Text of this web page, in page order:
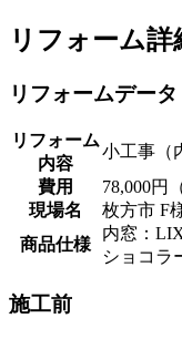
リフォーム詳
リフォームデータ
リフォーム
内容
小工事（
費用
78,000円
現場名
枚方市 F
商品仕様
内窓：
ショコラ
施工前